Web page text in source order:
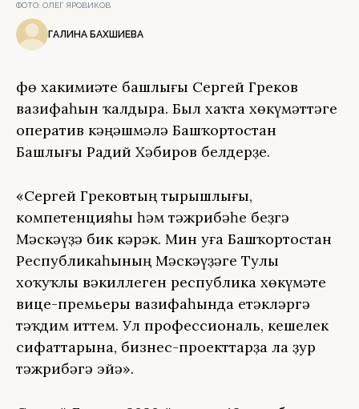
ФОТО: ОЛЕГ ЯРОВИКОВ
ГАЛИНА БАХШИЕВА
Өфө хакимиәте башлығы Сергей Греков
вазифаһын ҡалдыра. Был хаҡта хөкүмәттәге
оператив кәңәшмәлә Башҡортостан
Башлығы Радий Хәбиров белдерҙе.
«Сергей Грековтың тырышлығы,
компетенцияһы һәм тәжрибәһе беҙгә
Мәскәүҙә бик кәрәк. Мин уға Башҡортостан
Республикаһының Мәскәүҙәге Тулы
хоҡуҡлы вәкиллеген республика хөкүмәте
вице-премьеры вазифаһында етәкләргә
тәҡдим иттем. Ул профессиональ, кешелек
сифаттарына, бизнес-проекттарҙа ла ҙур
тәжрибәгә эйә».